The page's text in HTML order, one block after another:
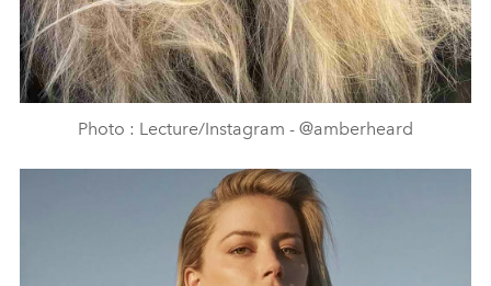
Photo : Lecture/Instagram - @amberheard